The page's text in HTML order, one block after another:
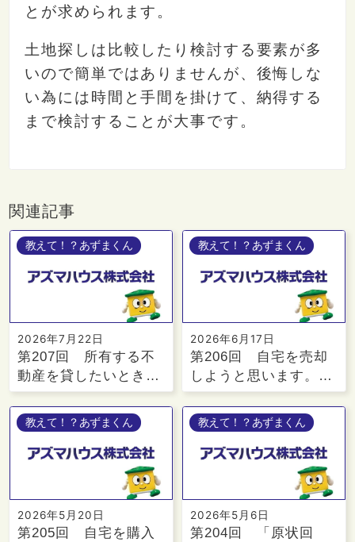
とが求められます。
土地探しは比較したり検討する要素が多
いので簡単ではありませんが、後悔しな
い為には時間と手間を掛けて、納得する
まで検討することが大事です。
関連記事
教えて！？あずまくん
2026年7月22日
第207回 所有する不
動産を貸したいとき…
教えて！？あずまくん
2026年6月17日
第206回 自宅を売却
しようと思います。…
教えて！？あずまくん
2026年5月20日
第205回 自宅を購入
教えて！？あずまくん
2026年5月6日
第204回 「原状回